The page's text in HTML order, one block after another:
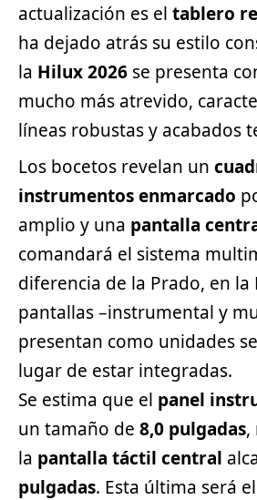
actualización es el tablero
ha dejado atrás su estilo
la Hilux 2026 se presenta
mucho más atrevido,
líneas robustas y acabados
Los bocetos revelan un
instrumentos enmarcado
amplio y una pantalla
comandará el sistema
diferencia de la Prado, en la
pantallas –instrumental y
presentan como unidades
lugar de estar integradas.
Se estima que el panel
un tamaño de 8,0 pulgadas,
la pantalla táctil central
pulgadas. Esta última será